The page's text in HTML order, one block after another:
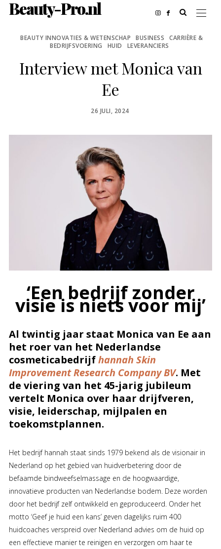
Beauty-Pro.nl
BEAUTY INNOVATIES & WETENSCHAP BUSINESS
CARRIÈRE &
BEDRIJFSVOERING
HUID LEVERANCIERS
Interview met Monica van
Ee
POSTED
26 JULI, 2024
‘Een bedrijf zonder
visie is niets voor mij’
Al twintig jaar staat Monica van Ee aan
het roer van het Nederlandse
cosmeticabedrijfhannah Skin
Improvement Research Company BV. Met
de viering van het 45-jarig jubileum
vertelt Monica over haar drijfveren,
visie, leiderschap, mijlpalen en
toekomstplannen.
Het bedrijf hannah staat sinds 1979 bekend als de visionair in
Nederland op het gebied van huidverbetering door de
befaamde bindweefselmassage en de hoogwaardige,
innovatieve producten van Nederlandse bodem. Deze worden
door het bedrijf zelf ontwikkeld en geproduceerd. Onder het
motto ‘Geef je huid een kans’ geven dagelijks ruim 400
huidcoaches verspreid over Nederland advies om de huid op
een effectieve manier te reinigen en verzorgen om haar te